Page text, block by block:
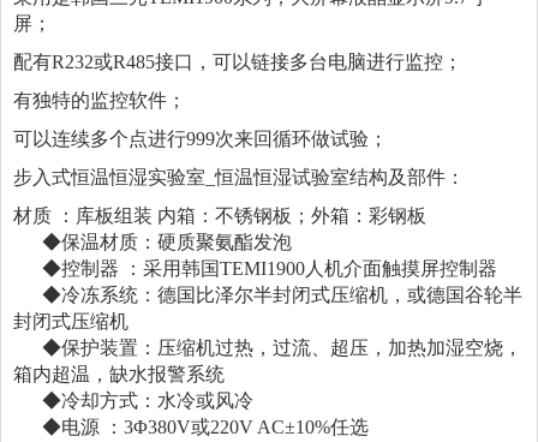
屏；
配有R232或R485接口，可以链接多台电脑进行监控；
有独特的监控软件；
可以连续多个点进行999次来回循环做试验；
步入式恒温恒湿实验室_恒温恒湿试验室结构及部件：
材质 ：库板组装 内箱：不锈钢板；外箱：彩钢板
◆保温材质：硬质聚氨酯发泡
◆控制器 ：采用韩国TEMI1900人机介面触摸屏控制器
◆冷冻系统：德国比泽尔半封闭式压缩机，或德国谷轮半
封闭式压缩机
◆保护装置：压缩机过热，过流、超压，加热加湿空烧，
箱内超温，缺水报警系统
◆冷却方式：水冷或风冷
◆电源 ：3Φ380V或220V AC±10%任选